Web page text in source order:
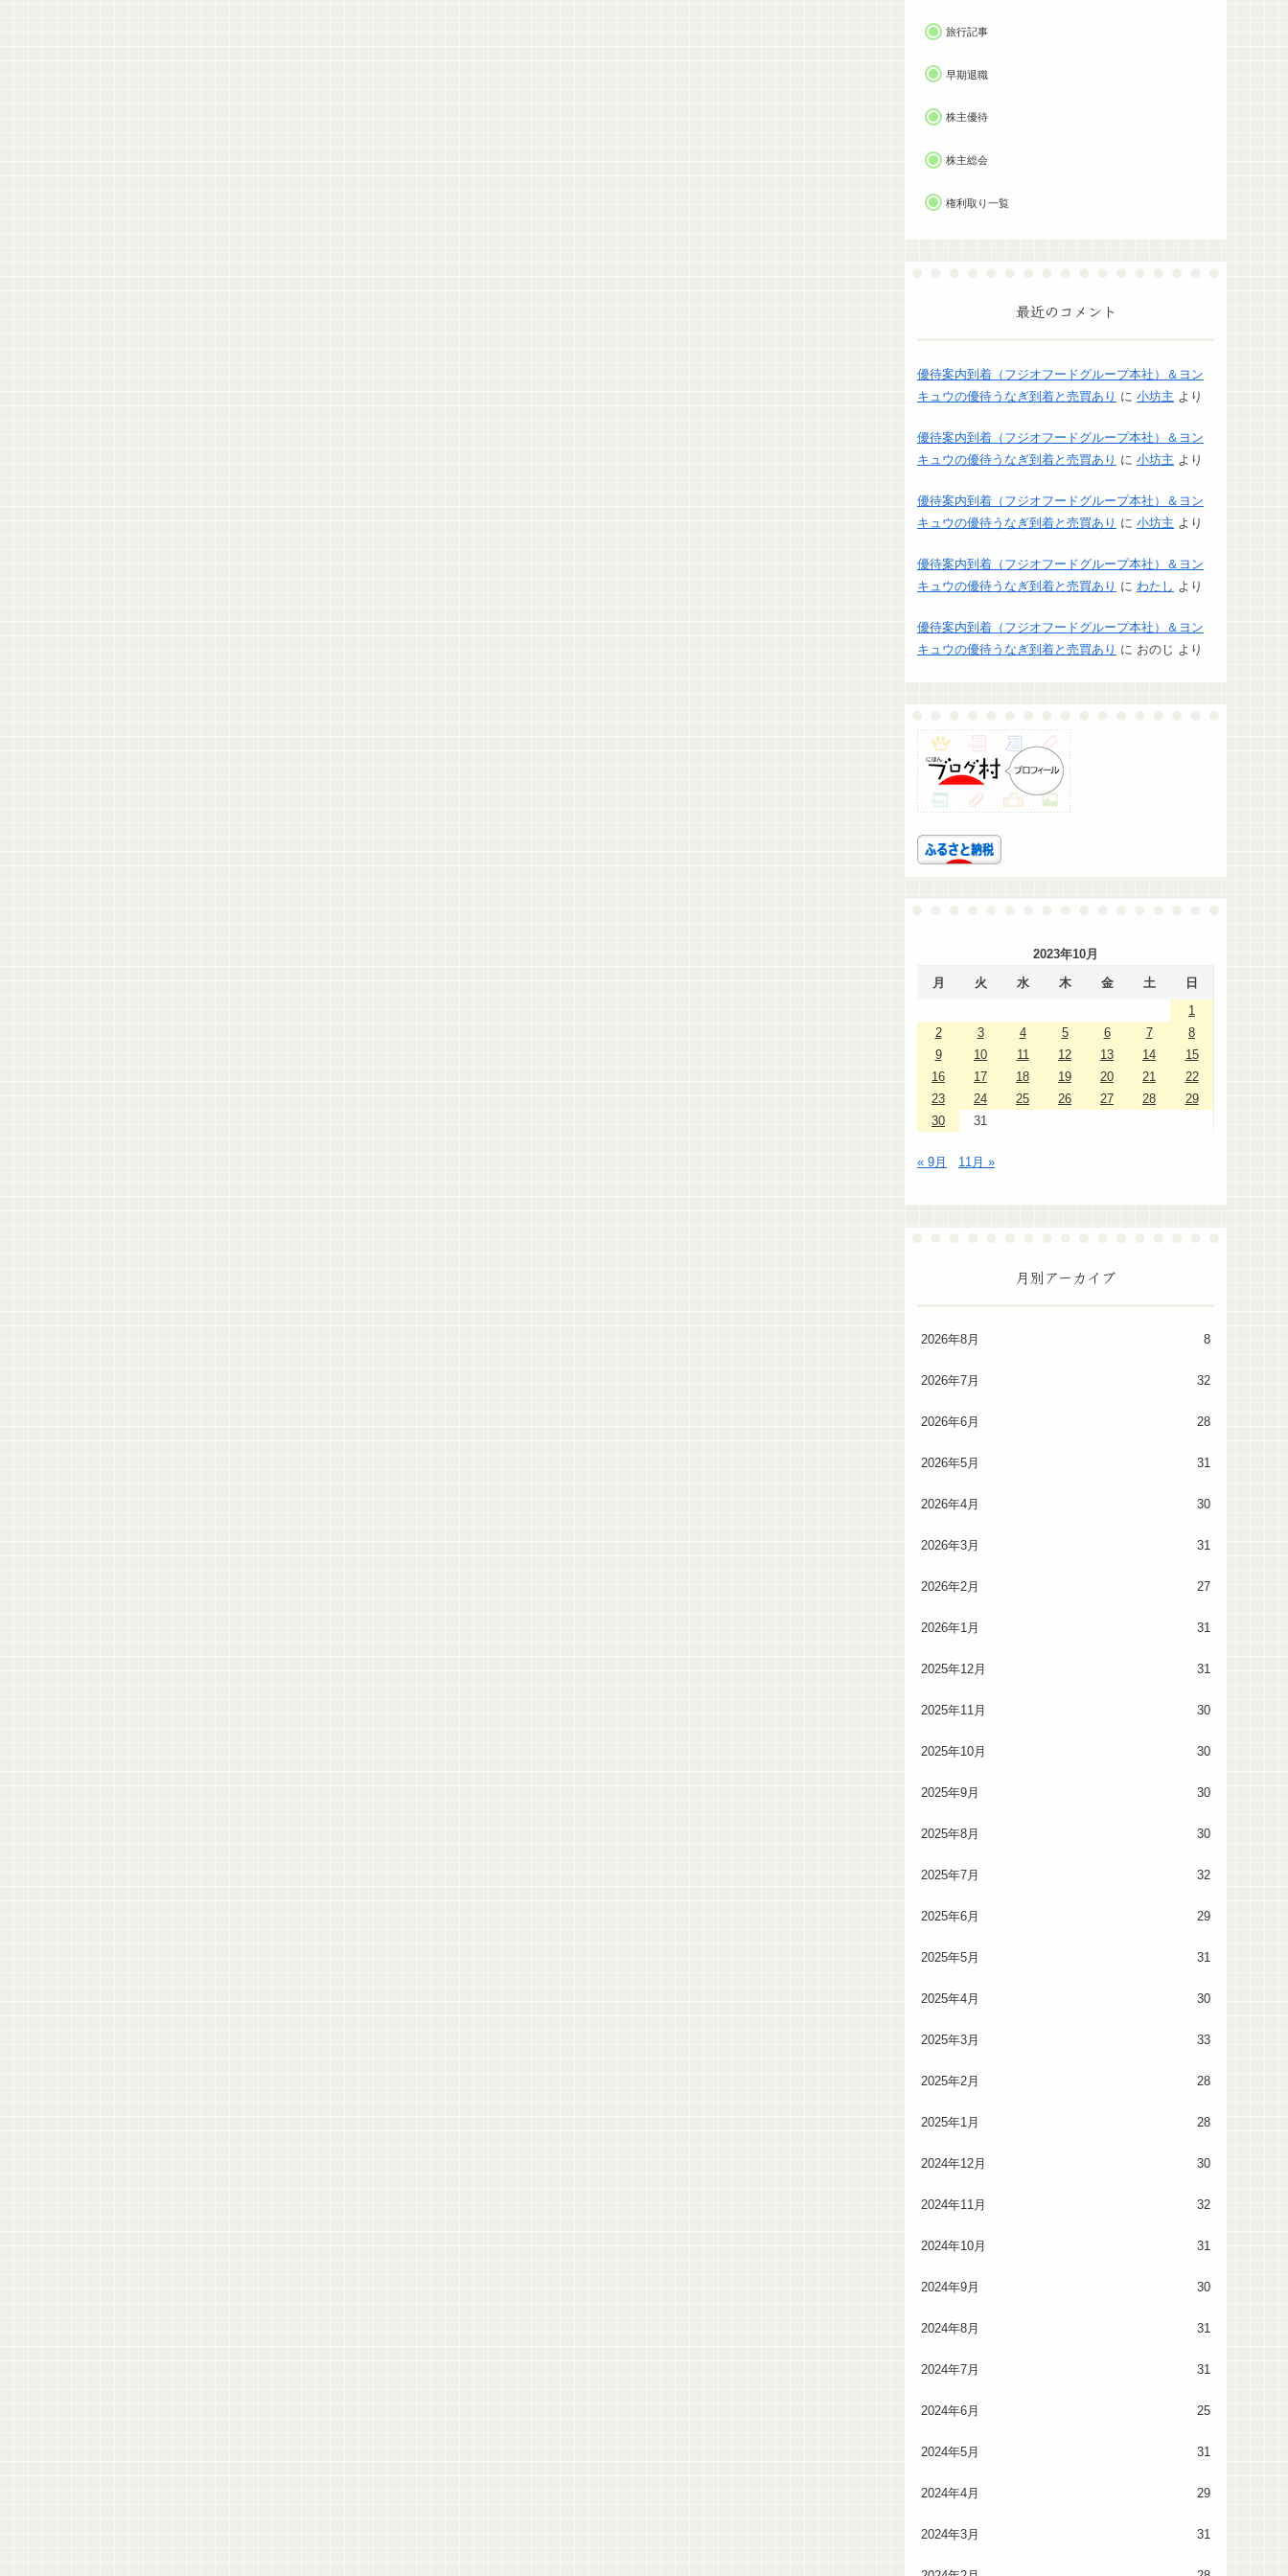
旅行記事
早期退職
株主優待
株主総会
権利取り一覧
最近のコメント
優待案内到着（フジオフードグループ本社）＆ヨン
キュウの優待うなぎ到着と売買あり に 小坊主 より
優待案内到着（フジオフードグループ本社）＆ヨン
キュウの優待うなぎ到着と売買あり に 小坊主 より
優待案内到着（フジオフードグループ本社）＆ヨン
キュウの優待うなぎ到着と売買あり に 小坊主 より
優待案内到着（フジオフードグループ本社）＆ヨン
キュウの優待うなぎ到着と売買あり に わたし より
優待案内到着（フジオフードグループ本社）＆ヨン
キュウの優待うなぎ到着と売買あり に おのじ より
2023年10月
月
火 水 木 金 土
日
1
2
3 4 5 6 7
8
9
10 11 12 13 14
15
16
17 18 19 20 21
22
23
24 25 26 27 28
29
30
31
« 9月 11月 »
月別アーカイブ
2026年8月 8
2026年7月 32
2026年6月 28
2026年5月 31
2026年4月 30
2026年3月 31
2026年2月 27
2026年1月 31
2025年12月 31
2025年11月 30
2025年10月 30
2025年9月 30
2025年8月 30
2025年7月 32
2025年6月 29
2025年5月 31
2025年4月 30
2025年3月 33
2025年2月 28
2025年1月 28
2024年12月 30
2024年11月 32
2024年10月 31
2024年9月 30
2024年8月 31
2024年7月 31
2024年6月 25
2024年5月 31
2024年4月 29
2024年3月 31